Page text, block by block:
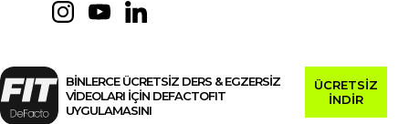
BİNLERCE ÜCRETSİZ DERS & EGZERSİZ
VİDEOLARI İÇİN DEFACTOFIT
UYGULAMASINI
ÜCRETSİZ
İNDİR